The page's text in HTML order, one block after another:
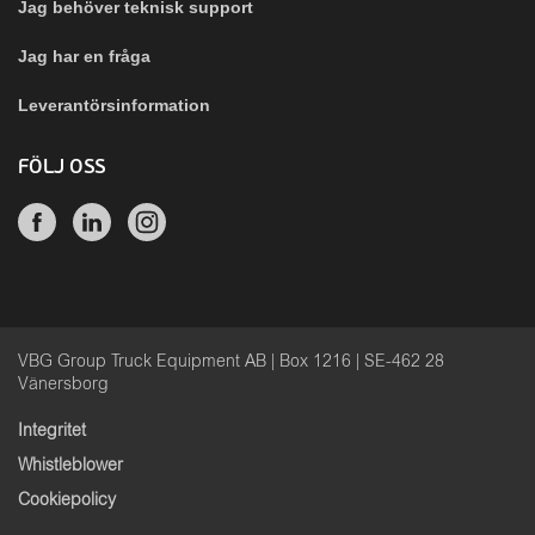
Jag behöver teknisk support
Jag har en fråga
Leverantörsinformation
FÖLJ OSS
VBG Group Truck Equipment AB | Box 1216 | SE-462 28
Vänersborg
Integritet
Whistleblower
Cookiepolicy